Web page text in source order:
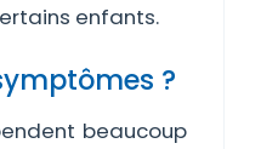
enfants.
?
beaucoup